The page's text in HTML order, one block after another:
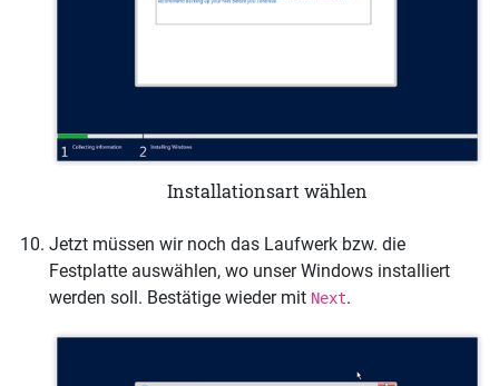
Installationsart wählen
Jetzt müssen wir noch das Laufwerk bzw. die
Festplatte auswählen, wo unser Windows installiert
werden soll. Bestätige wieder mit Next.